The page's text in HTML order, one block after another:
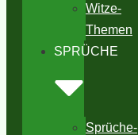
Witze-
Themen
SPRÜCHE
Sprüche-